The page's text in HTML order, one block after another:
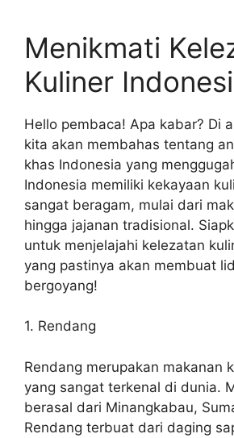
Menikmati
Kuliner
Hello pembaca! Apa kabar? Di
kita akan membahas tentang
khas Indonesia yang
Indonesia memiliki kekayaan
sangat beragam, mulai dari
hingga jajanan tradisional.
untuk menjelajahi kelezatan
yang pastinya akan membuat
bergoyang!
1. Rendang
Rendang merupakan makanan
yang sangat terkenal di dunia.
berasal dari Minangkabau,
Rendang terbuat dari daging